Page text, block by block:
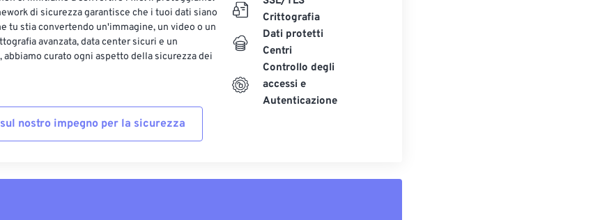
di sicurezza garantisce che i tuoi dati siano
tu stia convertendo un'immagine, un video o un
avanzata, data center sicuri e un
curato ogni aspetto della sicurezza dei
nostro impegno per la sicurezza
Crittografia
Dati protetti
Centri
Controllo degli
accessi e
Autenticazione